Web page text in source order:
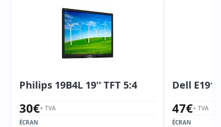
Philips 19B4L 19'' TFT 5:4
30€+ TVA
ÉCRAN
Dell
47€+ TVA
ÉCRAN